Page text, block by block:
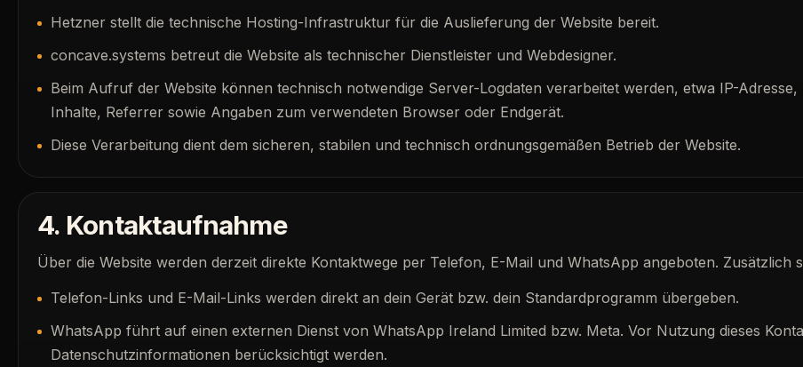
Hetzner stellt die technische Hosting-Infrastruktur für die Auslieferung der Website bereit.
concave.systems betreut die Website als technischer Dienstleister und Webdesigner.
Beim Aufruf der Website können technisch notwendige Server-Logdaten verarbeitet werden, etwa IP-
Inhalte, Referrer sowie Angaben zum verwendeten Browser oder Endgerät.
Diese Verarbeitung dient dem sicheren, stabilen und technisch ordnungsgemäßen Betrieb der Website.
4. Kontaktaufnahme
Über die Website werden derzeit direkte Kontaktwege per Telefon, E-Mail und WhatsApp angeboten.
Telefon-Links und E-Mail-Links werden direkt an dein Gerät bzw. dein Standardprogramm übergeben.
WhatsApp führt auf einen externen Dienst von WhatsApp Ireland Limited bzw. Meta. Vor Nutzung dieses
Datenschutzinformationen berücksichtigt werden.